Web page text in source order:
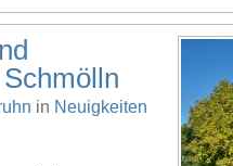
in Neuigkeiten